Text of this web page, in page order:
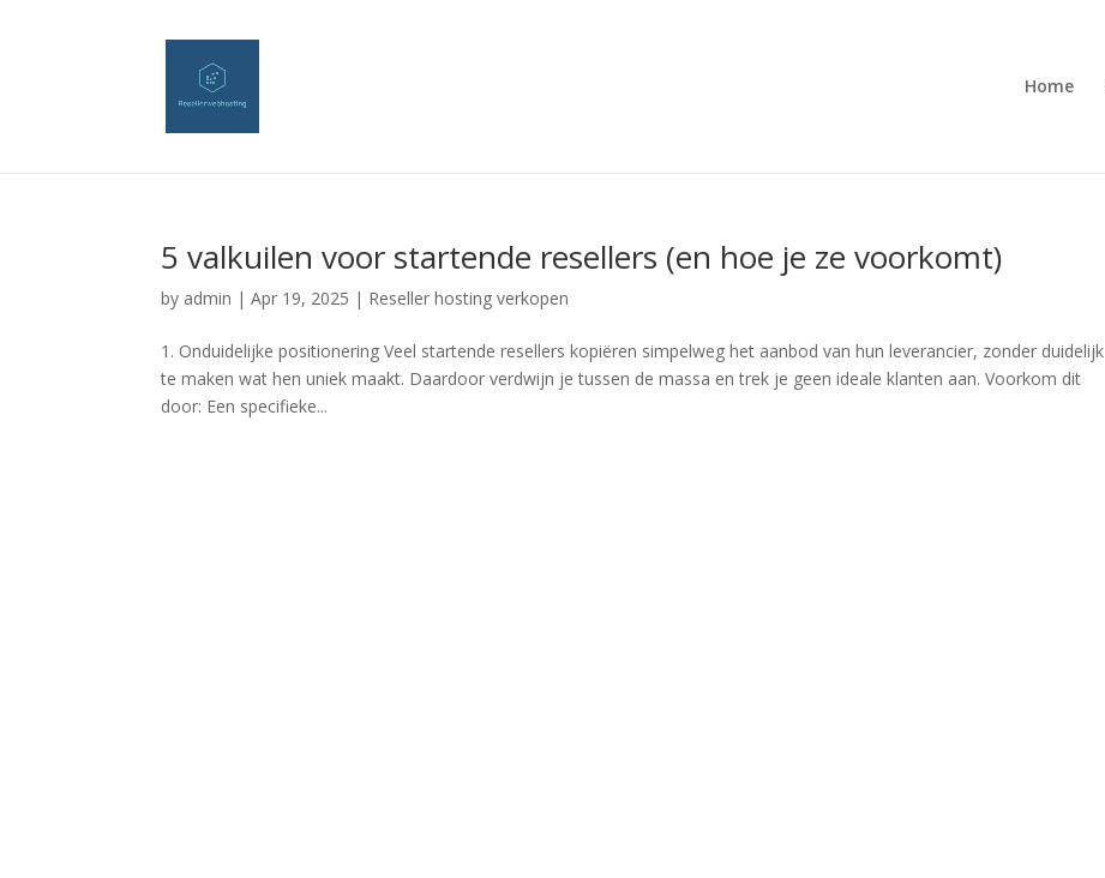
Home
5 valkuilen voor startende resellers (en hoe je ze voorkomt)
by admin |Apr 19, 2025 | Reseller hosting verkopen
1. Onduidelijke positionering Veel startende resellers kopiëren simpelweg het aanbod van hun leverancier, zonder duidelijk
te maken wat hen uniek maakt. Daardoor verdwijn je tussen de massa en trek je geen ideale klanten aan. Voorkom dit
door: Een specifieke...